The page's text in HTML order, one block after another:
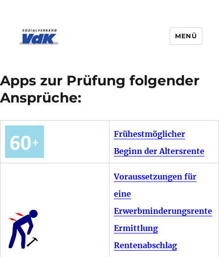
MENÜ
Apps zur Prüfung folgender
Ansprüche:
Frühestmöglicher
Beginn der Altersrente
Voraussetzungen für
eine
Erwerbminderungsrente
Ermittlung
Rentenabschlag